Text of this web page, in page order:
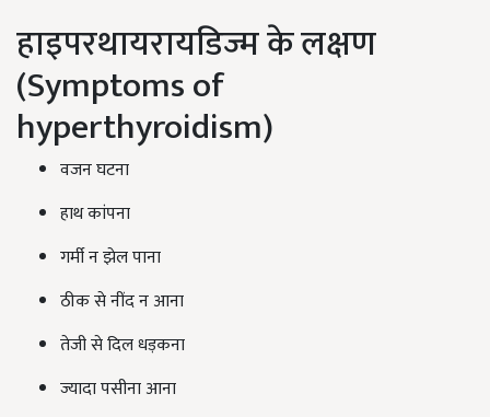
हाइपरथायरायडिज्म के लक्षण
(Symptoms of
hyperthyroidism)
वजन घटना
हाथ कांपना
गर्मी न झेल पाना
ठीक से नींद न आना
तेजी से दिल धड़कना
ज्यादा पसीना आना